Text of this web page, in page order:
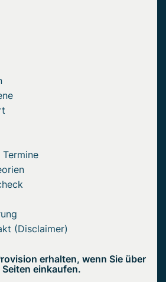
(Disclaimer)
erhalten, wenn Sie über
einkaufen.